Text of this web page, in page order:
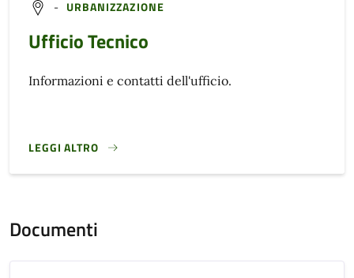
- URBANIZZAZIONE
Ufficio Tecnico
Informazioni e contatti dell'ufficio.
LEGGI ALTRO
}
Documenti